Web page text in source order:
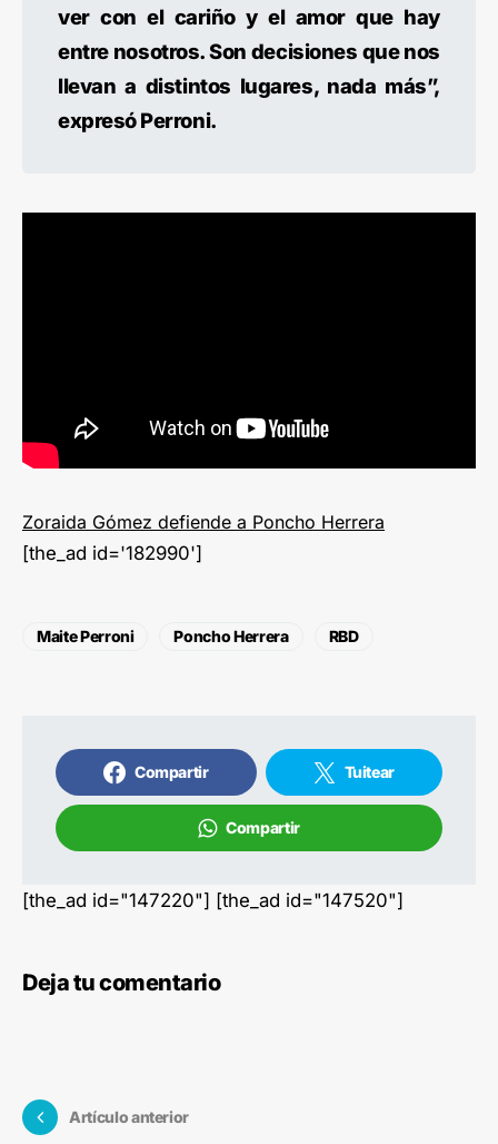
ver con el cariño y el amor que hay
entre nosotros. Son decisiones que nos
llevan a distintos lugares, nada más”,
expresó Perroni.
Zoraida Gómez defiende a Poncho Herrera
[the_ad id='182990']
Maite Perroni Poncho Herrera RBD
Compartir Tuitear
Compartir
[the_ad id="147220"] [the_ad id="147520"]
Deja tu comentario
Artículo anterior